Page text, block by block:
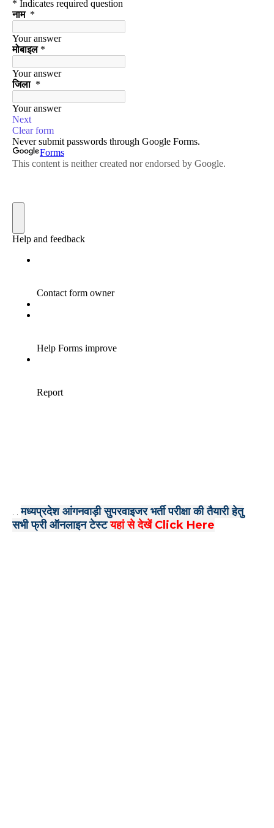
. .मध्यप्रदेश आंगनवाड़ी सुपरवाइजर भर्ती परीक्षा की तैयारी हेतु
सभी फ्री ऑनलाइन टेस्टयहां से देखें Click Here